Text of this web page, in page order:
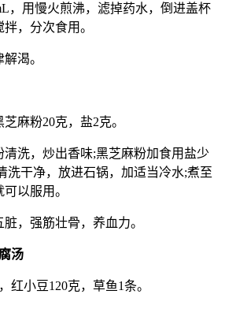
，用慢火煎沸，滤掉药水，倒进盖杯
，分次食用。
渴。
麻粉20克，盐2克。
洗，炒出香味;黑芝麻粉加食用盐少
洗干净，放进石锅，加适当冷水;煮至
以服用。
，强筋壮骨，养血力。
汤
红小豆120克，草鱼1条。